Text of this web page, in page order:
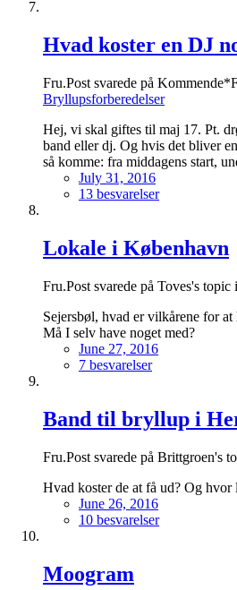
Hvad koster en DJ
Fru.Post svarede på
Bryllupsforberedelser
Hej, vi skal giftes til maj 17. Pt.
band eller dj. Og hvis det bliver
så komme: fra middagens start,
July 31, 2016
13 besvarelser
Lokale i København
Fru.Post svarede på Toves's topic i
Sejersbøl, hvad er vilkårene for
Må I selv have noget med?
June 27, 2016
7 besvarelser
Band til bryllup i
Fru.Post svarede på Brittgroen's
Hvad koster de at få ud? Og
June 26, 2016
10 besvarelser
Moogram